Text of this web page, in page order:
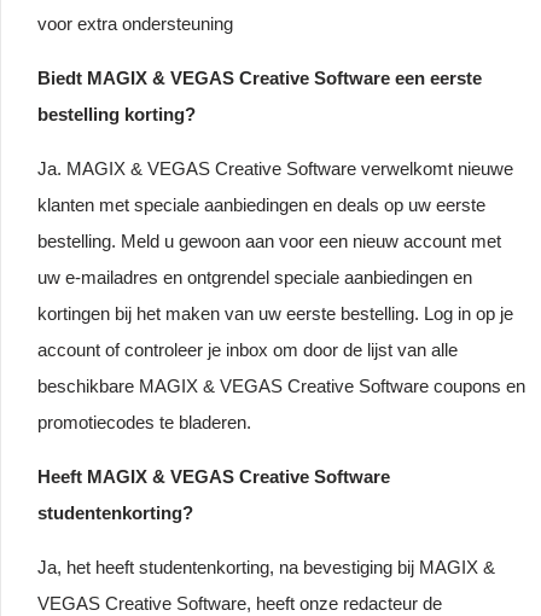
voor extra ondersteuning
Biedt MAGIX & VEGAS Creative Software een eerste
bestelling korting?
Ja. MAGIX & VEGAS Creative Software verwelkomt nieuwe
klanten met speciale aanbiedingen en deals op uw eerste
bestelling. Meld u gewoon aan voor een nieuw account met
uw e-mailadres en ontgrendel speciale aanbiedingen en
kortingen bij het maken van uw eerste bestelling. Log in op je
account of controleer je inbox om door de lijst van alle
beschikbare MAGIX & VEGAS Creative Software coupons en
promotiecodes te bladeren.
Heeft MAGIX & VEGAS Creative Software
studentenkorting?
Ja, het heeft studentenkorting, na bevestiging bij MAGIX &
VEGAS Creative Software, heeft onze redacteur de